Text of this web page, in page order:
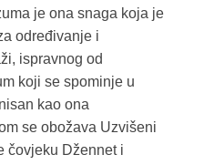
je ona snaga koja je
određivanje i
ispravnog od
koji se spominje u
kao ona
se obožava Uzvišeni
čovjeku Džennet i